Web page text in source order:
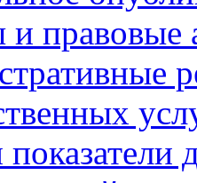
правовые